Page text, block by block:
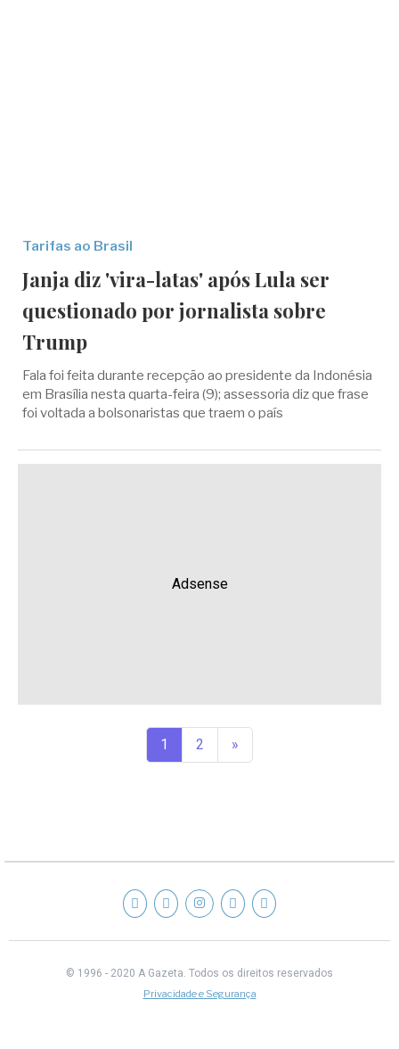
Tarifas ao Brasil
Janja diz 'vira-latas' após Lula ser
questionado por jornalista sobre
Trump
Fala foi feita durante recepção ao presidente da Indonésia
em Brasília nesta quarta-feira (9); assessoria diz que frase
foi voltada a bolsonaristas que traem o país
Adsense
1 2 »
© 1996 - 2020 A Gazeta. Todos os direitos reservados
Privacidade e Segurança